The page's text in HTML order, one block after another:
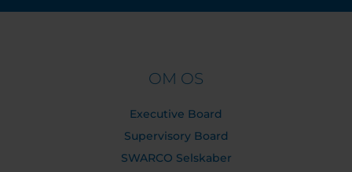
OM OS
Executive Board
Supervisory Board
SWARCO Selskaber